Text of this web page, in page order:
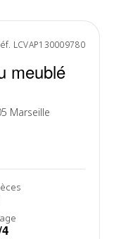
LCVAP130009780
meublé
Marseille